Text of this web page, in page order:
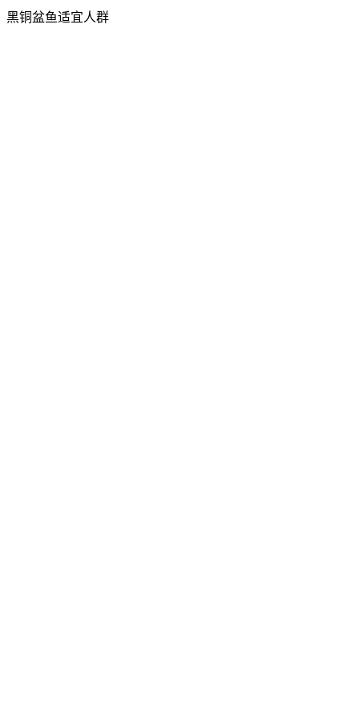
黑铜盆鱼适宜人群